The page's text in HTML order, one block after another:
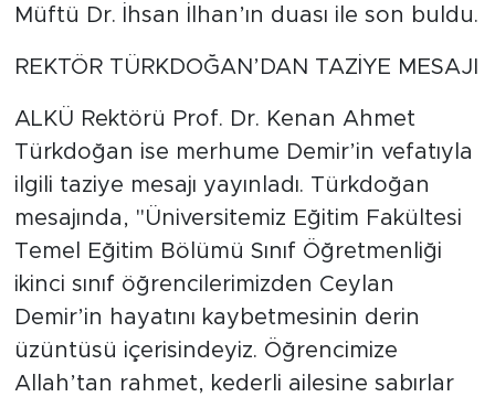
Müftü Dr. İhsan İlhan’ın duası ile son buldu.
REKTÖR TÜRKDOĞAN’DAN TAZİYE MESAJI
ALKÜ Rektörü Prof. Dr. Kenan Ahmet
Türkdoğan ise merhume Demir’in vefatıyla
ilgili taziye mesajı yayınladı. Türkdoğan
mesajında, "Üniversitemiz Eğitim Fakültesi
Temel Eğitim Bölümü Sınıf Öğretmenliği
ikinci sınıf öğrencilerimizden Ceylan
Demir’in hayatını kaybetmesinin derin
üzüntüsü içerisindeyiz. Öğrencimize
Allah’tan rahmet, kederli ailesine sabırlar